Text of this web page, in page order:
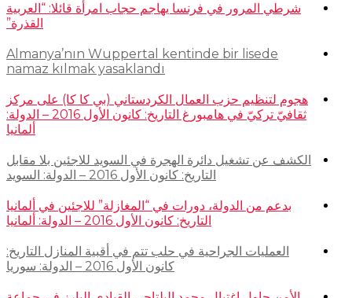
شرطي المرور في فرنسا يهاجم حجاب امرأة قائلا: “العربية
القذرة”
Almanya’nın Wuppertal kentinde bir lisede
namaz kılmak yasaklandı
هجوم لتنظيم حزب العمال الكردستاني (بي كا كا) على مركز
ثقافيّ تركيّ في هامبورغ التاريخ: كانون الأول 2016 – الدولة:
ألمانيا
الكشف عن تشغيل دائرة الهجرة في السويد للاجئين بلا مقابل
التاريخ: كانون الأول 2016 – الدولة: السويد
بدعم من الدولة، دورات في “المغازلة” للاجئين في ألمانيا
التاريخ: كانون الأول 2016 – الدولة: ألمانيا
العمليات الجراحية في حلب تتم في أقبية المنازل التاريخ:
كانون الأول 2016 – الدولة: سوريا